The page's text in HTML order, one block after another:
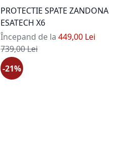
PROTECTIE SPATE ZANDONA
ESATECH X6
Începand de la 449,00 Lei
Pret standard
739,00 Lei
-21%